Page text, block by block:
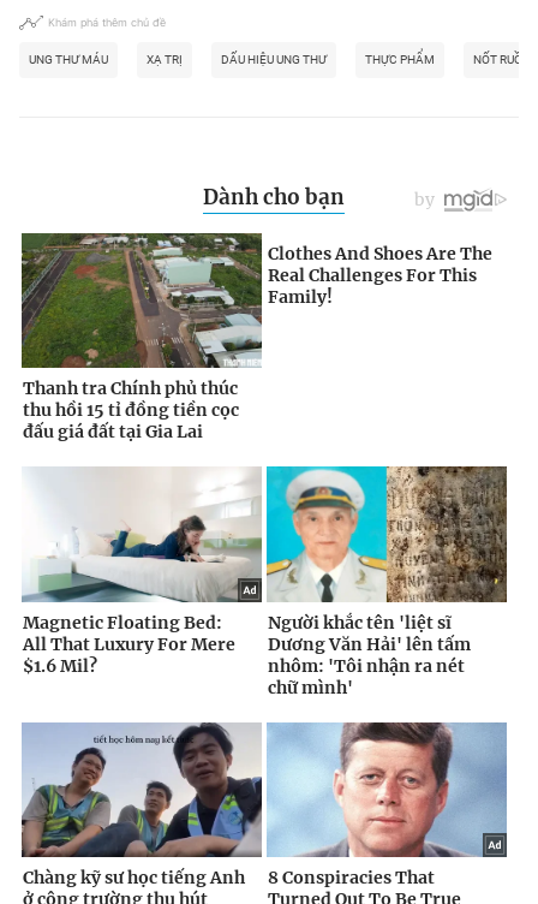
Khám phá thêm chủ đề
UNG THƯ MÁU XẠ TRỊ DẤU HIỆU UNG THƯ THỰC PHẨM NỐT RUỒI